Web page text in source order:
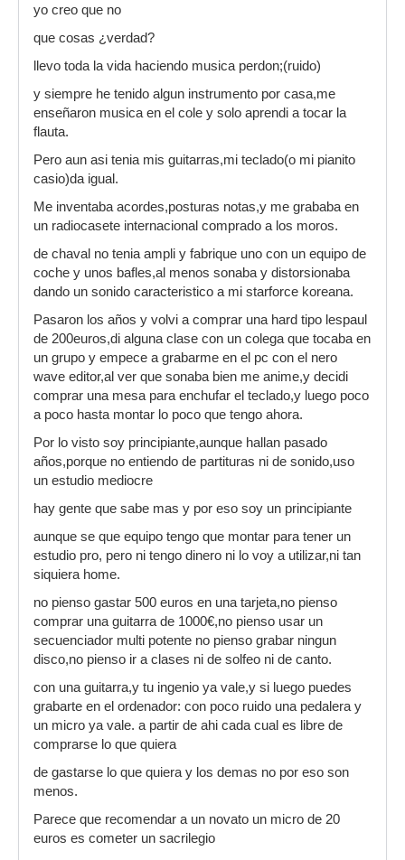
yo creo que no
que cosas ¿verdad?
llevo toda la vida haciendo musica perdon;(ruido)
y siempre he tenido algun instrumento por casa,me
enseñaron musica en el cole y solo aprendi a tocar la
flauta.
Pero aun asi tenia mis guitarras,mi teclado(o mi pianito
casio)da igual.
Me inventaba acordes,posturas notas,y me grababa en
un radiocasete internacional comprado a los moros.
de chaval no tenia ampli y fabrique uno con un equipo de
coche y unos bafles,al menos sonaba y distorsionaba
dando un sonido caracteristico a mi starforce koreana.
Pasaron los años y volvi a comprar una hard tipo lespaul
de 200euros,di alguna clase con un colega que tocaba en
un grupo y empece a grabarme en el pc con el nero
wave editor,al ver que sonaba bien me anime,y decidi
comprar una mesa para enchufar el teclado,y luego poco
a poco hasta montar lo poco que tengo ahora.
Por lo visto soy principiante,aunque hallan pasado
años,porque no entiendo de partituras ni de sonido,uso
un estudio mediocre
hay gente que sabe mas y por eso soy un principiante
aunque se que equipo tengo que montar para tener un
estudio pro, pero ni tengo dinero ni lo voy a utilizar,ni tan
siquiera home.
no pienso gastar 500 euros en una tarjeta,no pienso
comprar una guitarra de 1000€,no pienso usar un
secuenciador multi potente no pienso grabar ningun
disco,no pienso ir a clases ni de solfeo ni de canto.
con una guitarra,y tu ingenio ya vale,y si luego puedes
grabarte en el ordenador: con poco ruido una pedalera y
un micro ya vale. a partir de ahi cada cual es libre de
comprarse lo que quiera
de gastarse lo que quiera y los demas no por eso son
menos.
Parece que recomendar a un novato un micro de 20
euros es cometer un sacrilegio